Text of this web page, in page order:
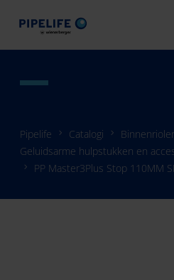
Pipelife Catalogi
Geluidsarme hulpstukken en
PP Master3Plus Stop 110MM